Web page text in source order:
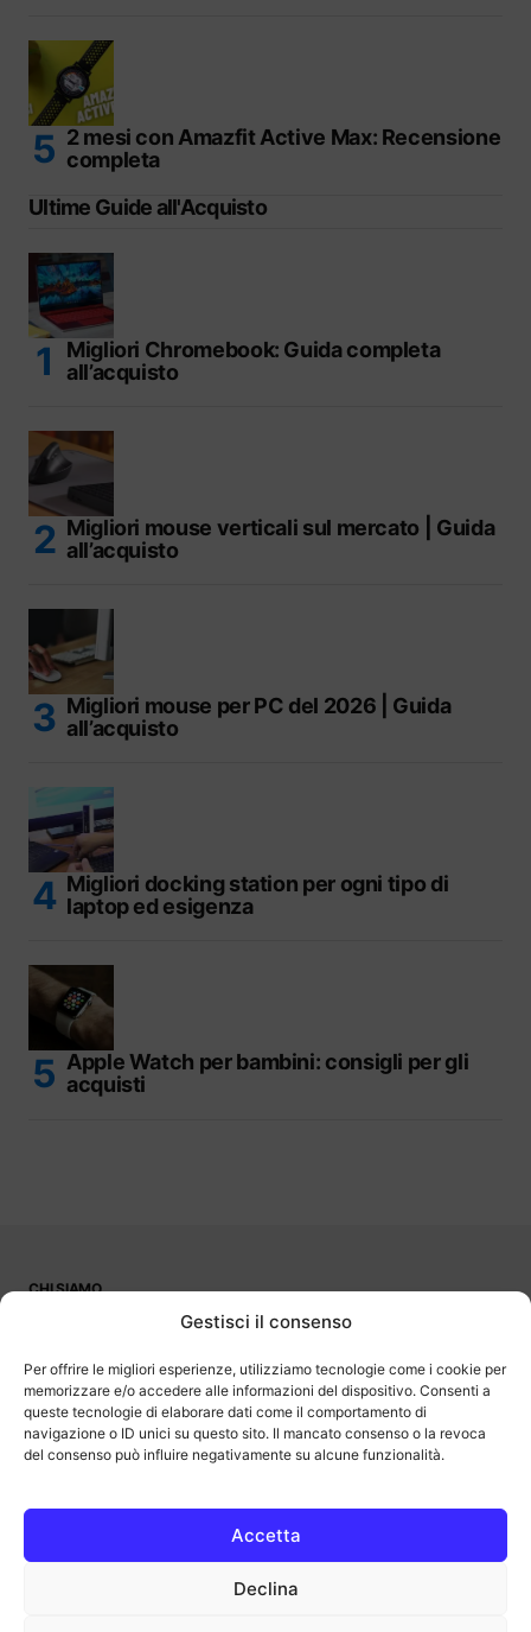
Gestisci il consenso
Per offrire le migliori esperienze, utilizziamo tecnologie come i cookie per
memorizzare e/o accedere alle informazioni del dispositivo. Consenti a
queste tecnologie di elaborare dati come il comportamento di
navigazione o ID unici su questo sito. Il mancato consenso o la revoca
del consenso può influire negativamente su alcune funzionalità.
Accetta
Declina
2 mesi con Amazfit Active Max: Recensione
completa
Ultime Guide all'Acquisto
Migliori Chromebook: Guida completa
all’acquisto
Migliori mouse verticali sul mercato | Guida
all’acquisto
Migliori mouse per PC del 2026 | Guida
all’acquisto
Migliori docking station per ogni tipo di
laptop ed esigenza
Apple Watch per bambini: consigli per gli
acquisti
CHI SIAMO
OutOfBit
programma di affiliazione che consente ai siti di percepire una
commissione pubblicitaria pubblicizzando e fornendo link al sito
Amazon.it. Amazon e il logo Amazon sono marchi registrati di
Amazon.com, Inc. o delle sue affiliate.
COPYRIGHT © 2013-2025 OUTOFBIT P.IVA 04140830243, TUTTI I